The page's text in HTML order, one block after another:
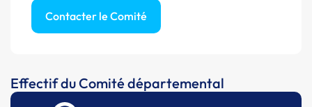
Contacter le Comité
Effectif du Comité départemental